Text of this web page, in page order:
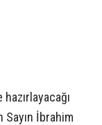
Sayın İbrahim